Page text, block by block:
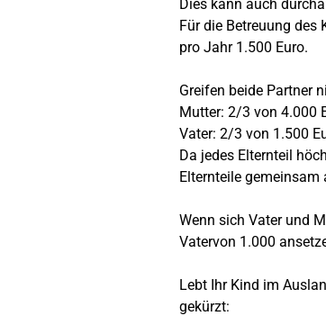
Dies kann auch
Für die Betreuung des
pro Jahr 1.500 Euro.
Greifen beide Partner
Mutter: 2/3 von 4.000
Vater: 2/3 von 1.500
Da jedes Elternteil
Elternteile gemeinsam
Wenn sich Vater und
Vatervon 1.000
Lebt Ihr Kind im
gekürzt: